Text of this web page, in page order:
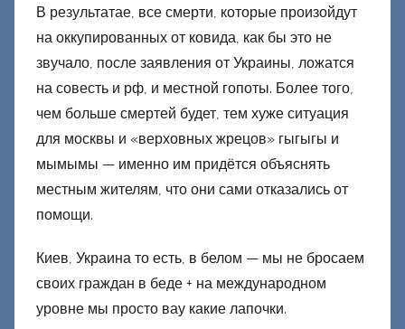
В результатае, все смерти, которые произойдут
на оккупированных от ковида, как бы это не
звучало, после заявления от Украины, ложатся
на совесть и рф, и местной гопоты. Более того,
чем больше смертей будет, тем хуже ситуация
для москвы и «верховных жрецов» гыгыгы и
мымымы — именно им придётся объяснять
местным жителям, что они сами отказались от
помощи.
Киев, Украина то есть, в белом — мы не бросаем
своих граждан в беде + на международном
уровне мы просто вау какие лапочки.